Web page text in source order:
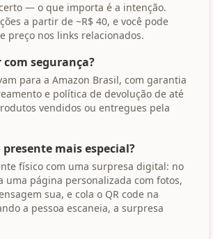
— o que importa é a intenção.
a partir de ~R$ 40, e você pode
preço nos links relacionados.
segurança?
para a Amazon Brasil, com garantia
e política de devolução de até
vendidos ou entregues pela
mais especial?
físico com uma surpresa digital: no
uma página personalizada com fotos,
sua, e cola o QR code na
a pessoa escaneia, a surpresa